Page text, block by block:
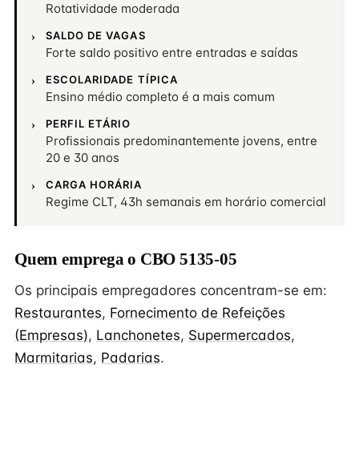
Rotatividade moderada
SALDO DE VAGAS
Forte saldo positivo entre entradas e saídas
ESCOLARIDADE TÍPICA
Ensino médio completo é a mais comum
PERFIL ETÁRIO
Profissionais predominantemente jovens, entre
20 e 30 anos
CARGA HORÁRIA
Regime CLT, 43h semanais em horário comercial
Quem emprega o CBO 5135-05
Os principais empregadores concentram-se em:
Restaurantes, Fornecimento de Refeições
(Empresas), Lanchonetes, Supermercados,
Marmitarias, Padarias.